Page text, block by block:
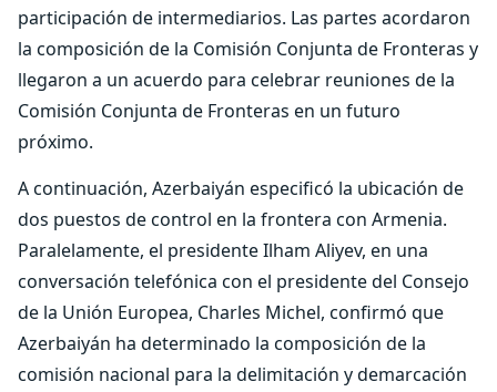
participación de intermediarios. Las partes acordaron
la composición de la Comisión Conjunta de Fronteras y
llegaron a un acuerdo para celebrar reuniones de la
Comisión Conjunta de Fronteras en un futuro
próximo.
A continuación, Azerbaiyán especificó la ubicación de
dos puestos de control en la frontera con Armenia.
Paralelamente, el presidente Ilham Aliyev, en una
conversación telefónica con el presidente del Consejo
de la Unión Europea, Charles Michel, confirmó que
Azerbaiyán ha determinado la composición de la
comisión nacional para la delimitación y demarcación